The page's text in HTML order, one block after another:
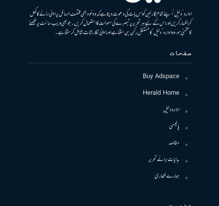
ادارہ ’دلیل‘ اپنے تمام قارئین کو اس بات کی دعوت دیتا ہے کہ وہ خود بھی مختلف مسائل پر اپنی رائے کا کھل
کر اظہار کریں اور اس کے لیے ہر تحریر پر تبصرے کی سہولت کا استعمال کریں۔ جو بھی ویب سائٹ پر لکھنے
کا متمنی ہو، وہ ادارہ ’دلیل‘ کا مستقل رکن بن سکتا ہے اور اپنی نگارشات شامل کرسکتا ہے۔
صفحات
Buy Adspace
Herald Home
ادارہ دلیل
پالیسی
مقاصد
ہدایات برائے تحریر
ہمارے لکھاری